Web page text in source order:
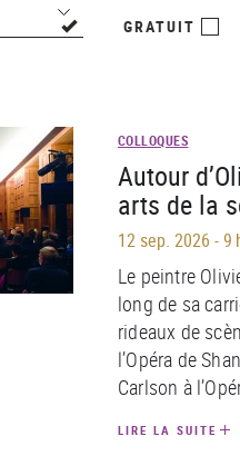
GRATUIT
COLLOQUES
Autour
arts de la
12 sep. 2026 -9
Le peintre
long de sa
rideaux de
l’Opéra de
Carlson à
LIRE LA SUITE